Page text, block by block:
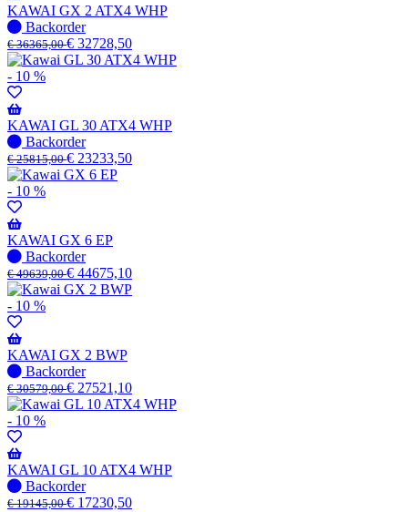
KAWAI GX 2 ATX4 WHP
Niet
op
voorraad
-
Wordt
verzonden
wanneer
beschikbaar
Backorder
€36365,00€ 32728,50
- 10 %
KAWAI GL 30 ATX4 WHP
Niet
op
voorraad
-
Wordt
verzonden
wanneer
beschikbaar
Backorder
€25815,00€ 23233,50
- 10 %
KAWAI GX 6 EP
Niet
op
voorraad
-
Wordt
verzonden
wanneer
beschikbaar
Backorder
€49639,00€ 44675,10
- 10 %
KAWAI GX 2 BWP
Niet
op
voorraad
-
Wordt
verzonden
wanneer
beschikbaar
Backorder
€30579,00€ 27521,10
- 10 %
KAWAI GL 10 ATX4 WHP
Niet
op
Backorder
€19145,00€ 17230,50